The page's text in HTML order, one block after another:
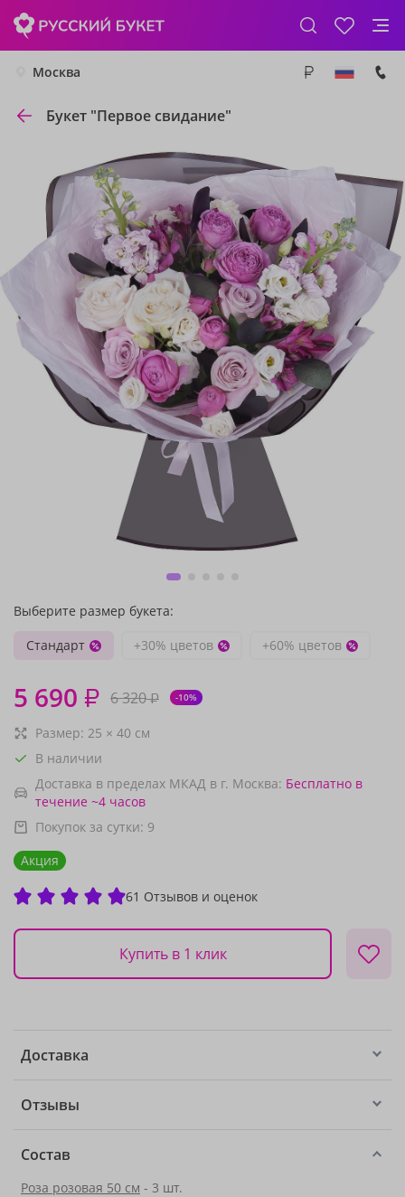
Москва
Букет "Первое свидание"
Выберите размер букета:
Стандарт
+30% цветов +60% цветов
5 690 ₽ 6 320₽ -10%
Размер: 25 × 40 см
В наличии
Доставка в пределах МКАД в г. Москва: Бесплатно в
течение ~4 часов
Покупок за сутки: 9
Акция
61 Отзывов и оценок
Купить в 1 клик
Доставка
Отзывы
Состав
Роза розовая 50 см - 3 шт.